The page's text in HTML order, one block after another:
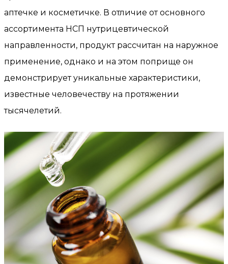
аптечке и косметичке. В отличие от основного
ассортимента НСП нутрицевтической
направленности, продукт рассчитан на наружное
применение, однако и на этом поприще он
демонстрирует уникальные характеристики,
известные человечеству на протяжении
тысячелетий.